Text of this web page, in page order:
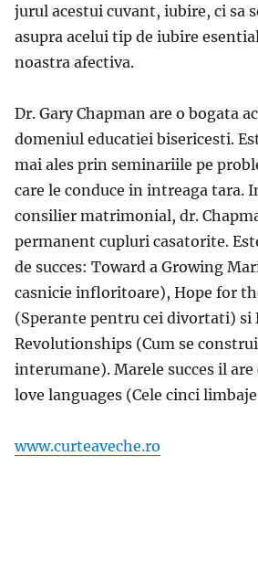
jurul acestui cuvant, iubire, ci sa
asupra acelui tip de iubire
noastra afectiva.
Dr. Gary Chapman are o bogata
domeniul educatiei bisericesti.
mai ales prin seminariile pe
care le conduce in intreaga tara.
consilier matrimonial, dr.
permanent cupluri casatorite.
de succes: Toward a Growing
casnicie infloritoare), Hope for
(Sperante pentru cei divortati) si
Revolutionships (Cum se
interumane). Marele succes il are
love languages (Cele cinci
www.curteaveche.ro